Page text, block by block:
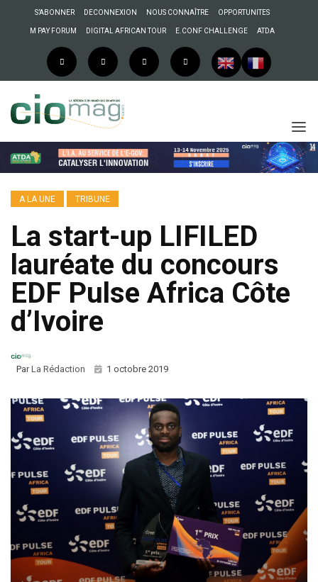
S’ABONNER DECONNEXION NOUS CONNAÎTRE OPPORTUNITES
M PAY FORUM DIGITAL AFRICAN TOUR E.CONF CHALLENGE ATDA
A LA UNE TRIBUNE
La start-up LIFILED
lauréate du concours
EDF Pulse Africa Côte
d’Ivoire
ParLa Rédaction 1 octobre 2019